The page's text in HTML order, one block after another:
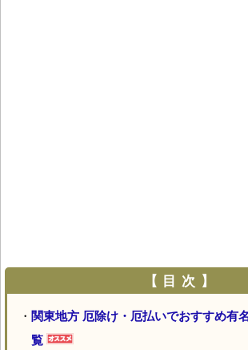
【 目 次 】
・ 関東地方 厄除け・厄払いでおすすめ有
覧